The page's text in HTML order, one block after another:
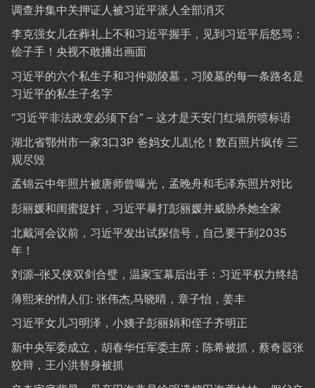
调查并集中关押证人被习近平派人全部消灭
李克强女儿在葬礼上不和习近平握手，见到习近平后怒骂：
侩子手！央视不敢播出画面
习近平的六个私生子和习仲勋陵墓，习陵墓的每一条路名是
习近平的私生子名字
“习近平非法政变必须下台” – 这才是天安门红墙所喷标语
湖北省鄂州市一家3口3P 爸妈女儿乱伦！数百照片疯传 三
观尽毁
孟锦云中年照片被唐师曾曝光，孟晚舟和毛泽东照片对比
彭丽媛和闺蜜捉奸，习近平暴打彭丽媛并威胁杀她全家
北戴河会议前，习近平发出试探信号，自己要干到2035
年！
刘源–张又侠双剑合璧，温家宝幕后出手：习近平权力终结
薄熙来的情人们: 张伟杰,马晓晴，章子怡，姜丰
习近平女儿习明泽，小姨子彭丽娟和侄子齐明正
新中央军委成立，胡春华任军委主席；陈希被抓，蔡奇嚣张
狡辩，王小洪替身被抓